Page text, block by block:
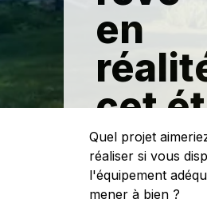
en
cet
Gagnez un tracteur
compact Kubota
pendant 3 mois
Quel projet
réaliser si vous
l'équipement
mener à bien ?